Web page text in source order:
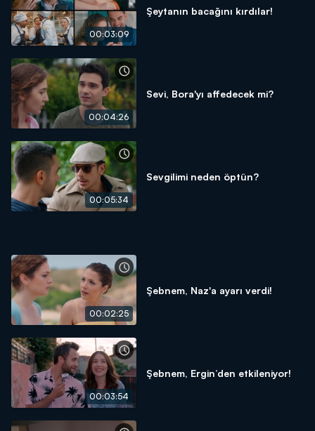
00:03:09
Şeytanın bacağını kırdılar!
00:04:26
Sevi, Bora'yı affedecek mi?
00:05:34
Sevgilimi neden öptün?
00:02:25
Şebnem, Naz'a ayarı verdi!
00:03:54
Şebnem, Ergin’den etkileniyor!